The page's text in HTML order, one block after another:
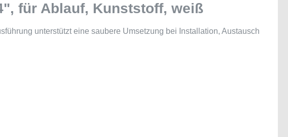
für Ablauf, Kunststoff, weiß
unterstützt eine saubere Umsetzung bei Installation, Austausch